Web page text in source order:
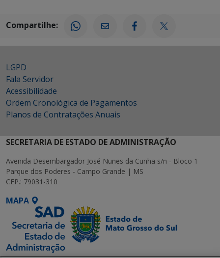
Compartilhe:
LGPD
Fala Servidor
Acessibilidade
Ordem Cronológica de Pagamentos
Planos de Contratações Anuais
SECRETARIA DE ESTADO DE ADMINISTRAÇÃO
Avenida Desembargador José Nunes da Cunha s/n - Bloco 1
Parque dos Poderes - Campo Grande | MS
CEP.: 79031-310
MAPA